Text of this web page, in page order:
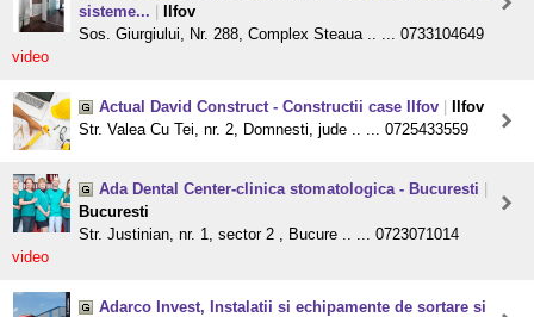
sisteme...
Ilfov
Sos. Giurgiului, Nr. 288, Complex Steaua .. ... 0733104649
video
Actual David Construct - Constructii case Ilfov
Ilfov
Str. Valea Cu Tei, nr. 2, Domnesti, jude .. ... 0725433559
Ada Dental Center-clinica stomatologica - Bucuresti
Bucuresti
Str. Justinian, nr. 1, sector 2 , Bucure .. ... 0723071014
video
Adarco Invest, Instalatii si echipamente de sortare si